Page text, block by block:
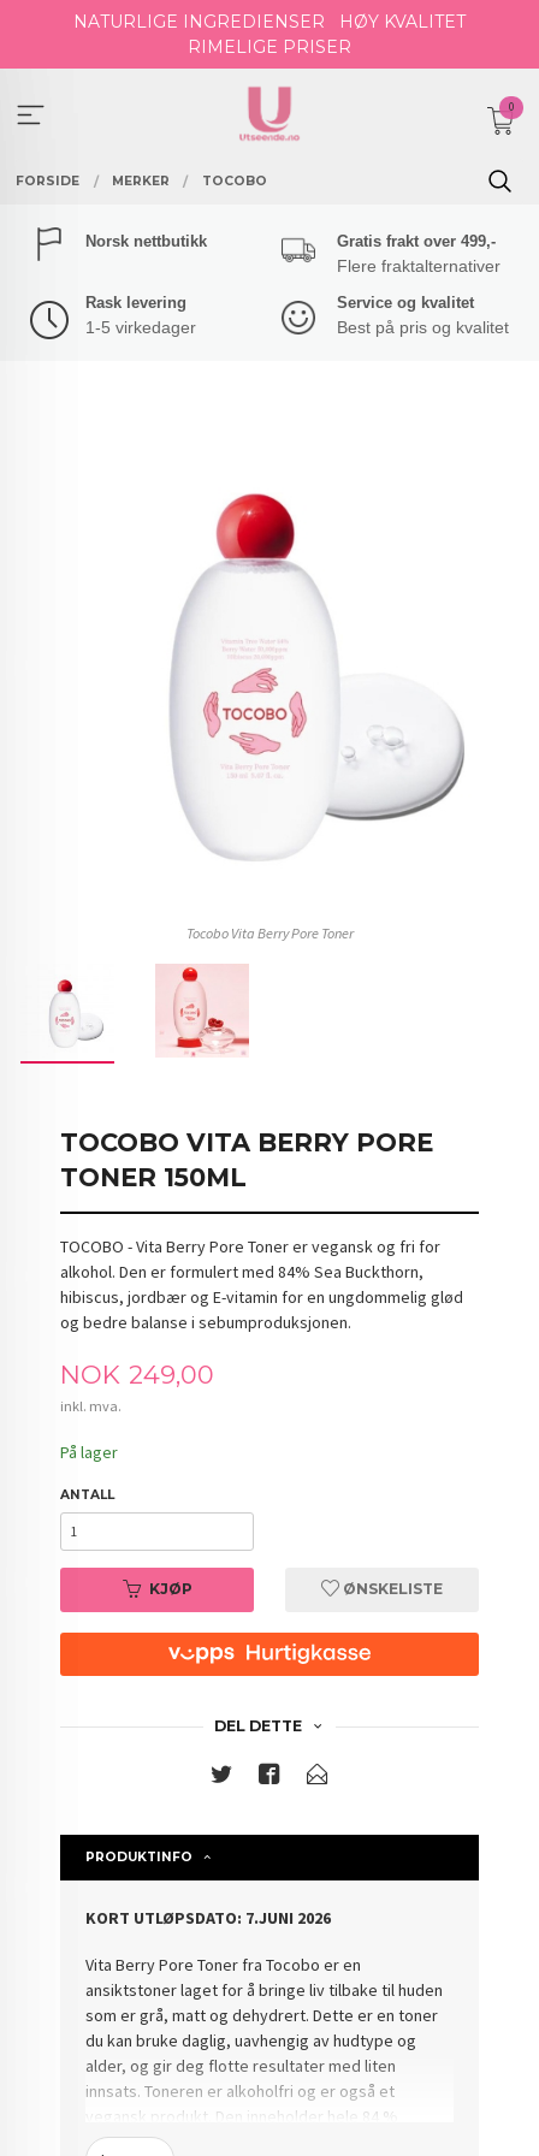
NATURLIGE INGREDIENSER
HØY KVALITET
RIMELIGE PRISER
0
FORSIDE MERKER TOCOBO
Norsk nettbutikk Gratis frakt over 499,-
Flere fraktalternativer
Rask levering
1-5 virkedager
Service og kvalitet
Best på pris og kvalitet
Tocobo Vita Berry Pore Toner
TOCOBO VITA BERRY PORE
TONER 150ML
TOCOBO - Vita Berry Pore Toner er vegansk og fri for
alkohol. Den er formulert med 84% Sea Buckthorn,
hibiscus, jordbær og E-vitamin for en ungdommelig glød
og bedre balanse i sebumproduksjonen.
Pris
NOK 249,00
inkl. mva.
På lager
ANTALL
KJØP ØNSKELISTE
DEL DETTE
PRODUKTINFO
KORT UTLØPSDATO: 7.JUNI 2026
Vita Berry Pore Toner fra Tocobo er en
ansiktstoner laget for å bringe liv tilbake til huden
som er grå, matt og dehydrert.Dette er en toner
du kan bruke daglig, uavhengig av hudtype og
alder, og gir deg flotte resultater med liten
innsats.Toneren er alkoholfri og er også et
vegansk produkt. Den inneholder hele 84 %
havtorn, en ingrediens kjent for å være svært